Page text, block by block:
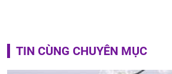
TIN CÙNG CHUYÊN MỤC